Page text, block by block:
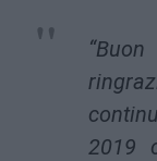
2019